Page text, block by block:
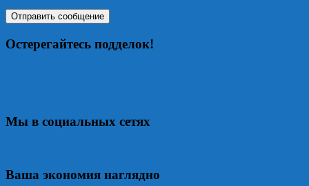
Остерегайтесь подделок!
Мы в социальных сетях
Ваша экономия наглядно